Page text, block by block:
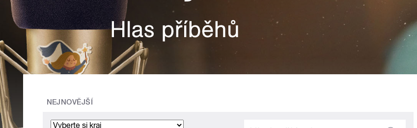
NEJNOVĚJŠÍ